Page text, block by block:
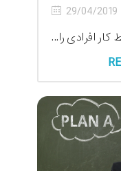
29/04/2019
افرادی را...